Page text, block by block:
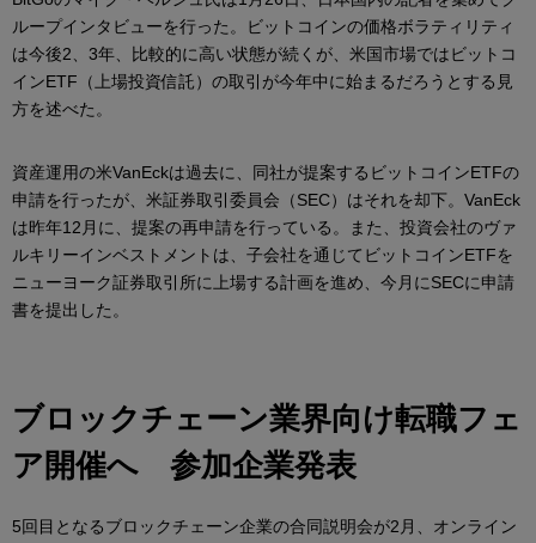
ループインタビューを行った。ビットコインの価格ボラティリティ
は今後2、3年、比較的に高い状態が続くが、米国市場ではビットコ
インETF（上場投資信託）の取引が今年中に始まるだろうとする見
方を述べた。
資産運用の米VanEckは過去に、同社が提案するビットコインETFの
申請を行ったが、米証券取引委員会（SEC）はそれを却下。VanEck
は昨年12月に、提案の再申請を行っている。また、投資会社のヴァ
ルキリーインベストメントは、子会社を通じてビットコインETFを
ニューヨーク証券取引所に上場する計画を進め、今月にSECに申請
書を提出した。
ブロックチェーン業界向け転職フェ
ア開催へ 参加企業発表
5回目となるブロックチェーン企業の合同説明会が2月、オンライン